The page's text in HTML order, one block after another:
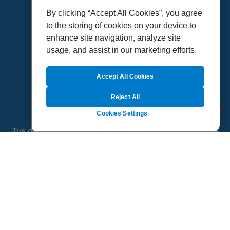
VÍDEOS
POLÍTICA DE PRIVACIDAD
POLÍTICA DE COOKIES
MAPA DEL SITIO
QUIENES SOMOS
Tus dudas de salud es un proyecto de Sanitas, todo
By clicking “Accept All Cookies”, you agree
to the storing of cookies on your device to
enhance site navigation, analyze site
usage, and assist in our marketing efforts.
Cookies Settings
Reject All
Accept All Cookies